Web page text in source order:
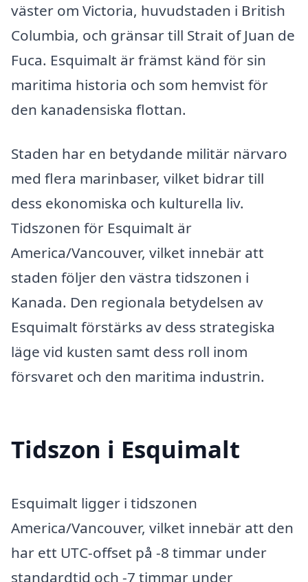
väster om Victoria, huvudstaden i British
Columbia, och gränsar till Strait of Juan de
Fuca. Esquimalt är främst känd för sin
maritima historia och som hemvist för
den kanadensiska flottan.
Staden har en betydande militär närvaro
med flera marinbaser, vilket bidrar till
dess ekonomiska och kulturella liv.
Tidszonen för Esquimalt är
America/Vancouver, vilket innebär att
staden följer den västra tidszonen i
Kanada. Den regionala betydelsen av
Esquimalt förstärks av dess strategiska
läge vid kusten samt dess roll inom
försvaret och den maritima industrin.
Tidszon i Esquimalt
Esquimalt ligger i tidszonen
America/Vancouver, vilket innebär att den
har ett UTC-offset på -8 timmar under
standardtid och -7 timmar under